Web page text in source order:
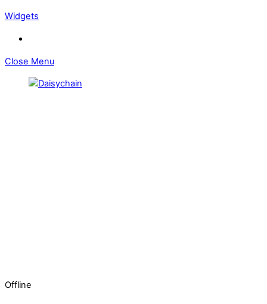
Widgets
Close Menu
Offline